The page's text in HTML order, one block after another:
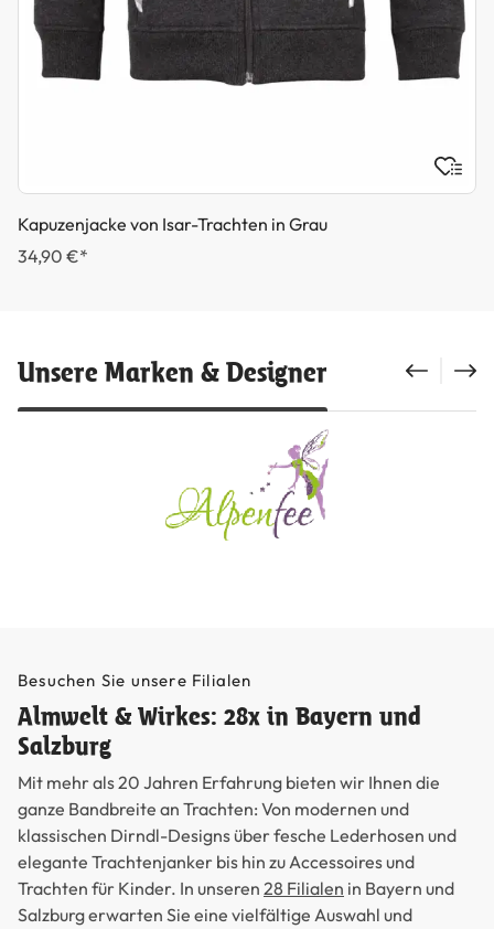
Kapuzenjacke von Isar-Trachten in Grau
34,90 €*
Unsere Marken & Designer
Besuchen Sie unsere Filialen
Almwelt & Wirkes: 28x in Bayern und
Salzburg
Mit mehr als 20 Jahren Erfahrung bieten wir Ihnen die
ganze Bandbreite an Trachten: Von modernen und
klassischen Dirndl-Designs über fesche Lederhosen und
elegante Trachtenjanker bis hin zu Accessoires und
Trachten für Kinder. In unseren 28 Filialen in Bayern und
Salzburg erwarten Sie eine vielfältige Auswahl und